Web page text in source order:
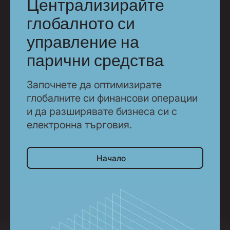
Централизирайте
глобалното си
управление на
парични средства
Започнете да оптимизирате
глобалните си финансови операции
и да разширявате бизнеса си с
електронна търговия.
Начало
Начало